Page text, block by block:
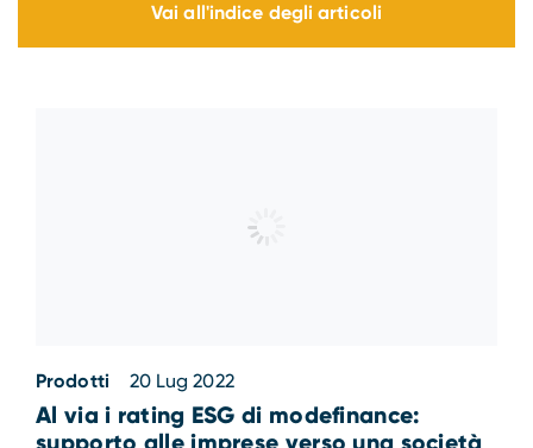
Vai all'indice degli articoli
Prodotti 20 Lug 2022
Al via i rating ESG di modefinance:
supporto alle imprese verso una società